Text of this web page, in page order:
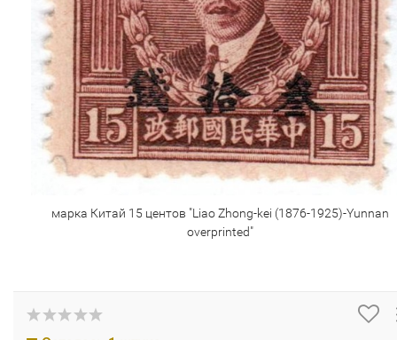
марка Китай 15 центов "Liao Zhong-kei (1876-1925)-Yunnan
overprinted"